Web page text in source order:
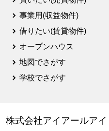
事業用(収益物件)
借りたい(賃貸物件)
オープンハウス
地図でさがす
学校でさがす
株式会社アイアールアイ